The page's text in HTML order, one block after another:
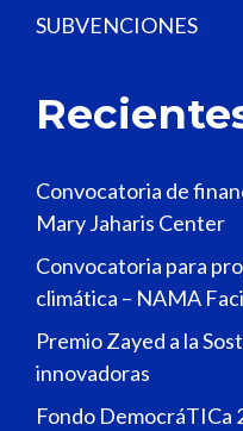
SUBVENCIONES
Convocatoria de
Mary Jaharis Center
Convocatoria para
climática – NAMA
Premio Zayed a la
innovadoras
Fondo DemocráTICa